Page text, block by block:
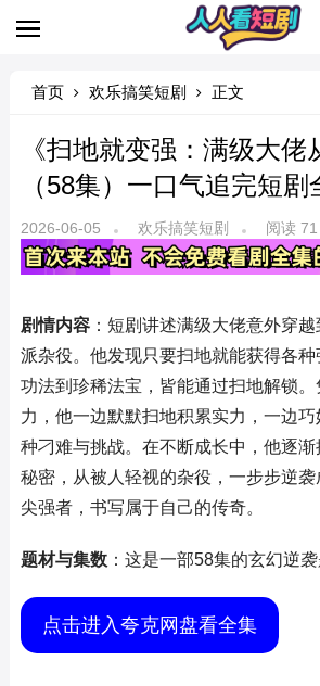
首页 欢乐搞笑短剧 正文
《扫地就变强：满级大佬
（58集）一口气追完短剧
2026-06-05 欢乐搞笑短剧 阅读 71
剧情内容：短剧讲述满级大佬意外穿
派杂役。他发现只要扫地就能获得各
功法到珍稀法宝，皆能通过扫地解锁
力，他一边默默扫地积累实力，一边
种刁难与挑战。在不断成长中，他逐
秘密，从被人轻视的杂役，一步步逆
尖强者，书写属于自己的传奇。
题材与集数：这是一部58集的玄幻逆袭
点击进入夸克网盘看全集